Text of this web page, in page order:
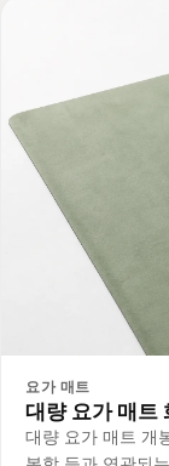
요가 매트
대량 요가 매트
대량 요가 매트 개